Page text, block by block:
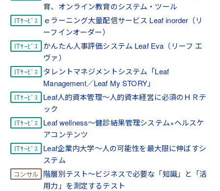
育、オンライン教育のシステム・ツール
ｅラーニング大量配信サービス Leaf inorder（リ
ーフインオーダー）
かんたん人事評価システム Leaf Eva（リーフ エ
ヴァ）
タレントマネジメントシステム「Leaf
Management／Leaf My STORY」
Leaf人的資本管理～人的資本経営に必須のＨＲテ
ック
Leaf wellness～健診結果管理システム×ヘルスケ
アコンテンツ
Leaf企業内大学～人の可能性を最大限に伸ばすシ
ステム
階層別テスト～ビジネスで必要な「知識」と「活
用力」を測定するテスト